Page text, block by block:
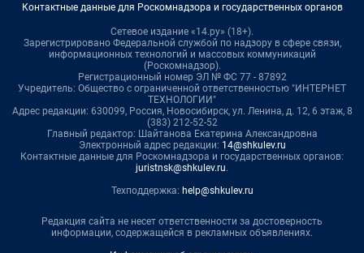
Контактные данные для Роскомнадзора и государственных органов
Сетевое издание «14.ру» (18+).
Зарегистрировано Федеральной службой по надзору в сфере связи,
информационных технологий и массовых коммуникаций
(Роскомнадзор).
Регистрационный номер ЭЛ № ФС 77 - 87892
Учредитель: Общество с ограниченной ответственностью "ИНТЕРНЕТ
ТЕХНОЛОГИИ"
Адрес редакции: 630099, Россия, Новосибирск, ул. Ленина, д. 12, 6 этаж, 8
(383) 212-52-52
Главный редактор: Шайтанова Екатерина Александровна
Электронный адрес редакции: 14@shkulev.ru
Контактные данные для Роскомнадзора и государственных органов:
juristnsk@shkulev.ru.
Техподдержка: help@shkulev.ru
Редакция сайта не несет ответственности за достоверность
информации, содержащейся в рекламных объявлениях.